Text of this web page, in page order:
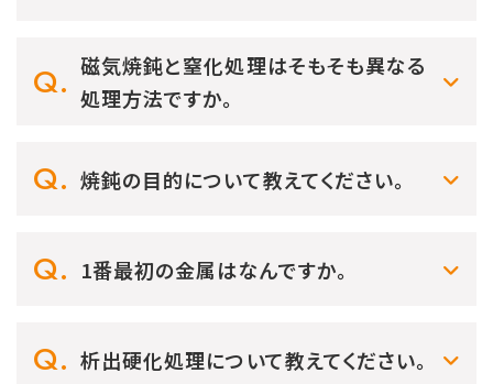
磁気焼鈍と窒化処理はそもそも異なる
処理方法ですか。
焼鈍の目的について教えてください。
1番最初の金属はなんですか。
析出硬化処理について教えてください。